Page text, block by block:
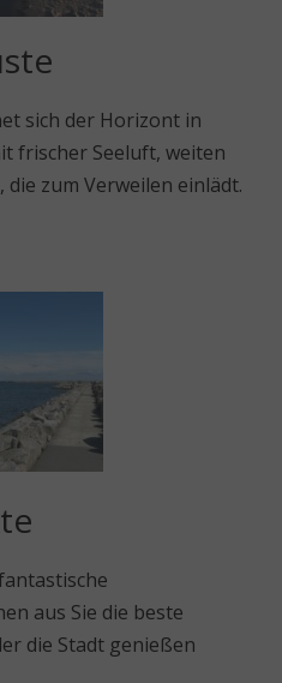
sich der Horizont in
frischer Seeluft, weiten
zum Verweilen einlädt.
aus Sie die beste
die Stadt genießen